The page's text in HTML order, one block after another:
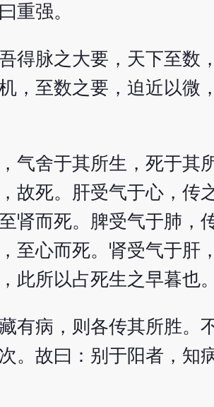
重强。
得脉之大要，天下至数
，至数之要，迫近以微
气舍于其所生，死于其
故死。肝受气于心，传
肾而死。脾受气于肺，
至心而死。肾受气于肝
此所以占死生之早暮也。
有病，则各传其所胜。
。故曰：别于阳者，知